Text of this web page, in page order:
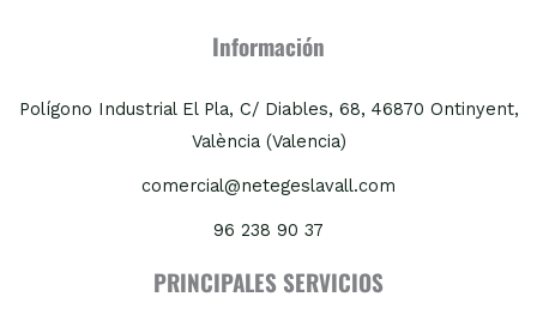
Información
Polígono Industrial El Pla, C/ Diables, 68, 46870 Ontinyent,
València (Valencia)
comercial@netegeslavall.com
96 238 90 37
PRINCIPALES SERVICIOS